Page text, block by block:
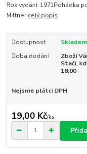
Rok vydání: 1971Pohádka
Miltnercelý popis
Dostupnost
Skladem
Doba dodání
Zboží
Stačí,
18:00
Nejsme plátci DPH
19,00 Kč/ks